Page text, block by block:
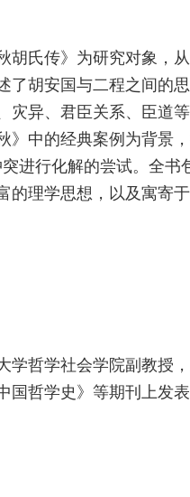
胡氏传》为研究对象，
了胡安国与二程之间的
灾异、君臣关系、臣道
》中的经典案例为背景
进行化解的尝试。全书
的理学思想，以及寓寄
学哲学社会学院副教授
哲学史》等期刊上发表